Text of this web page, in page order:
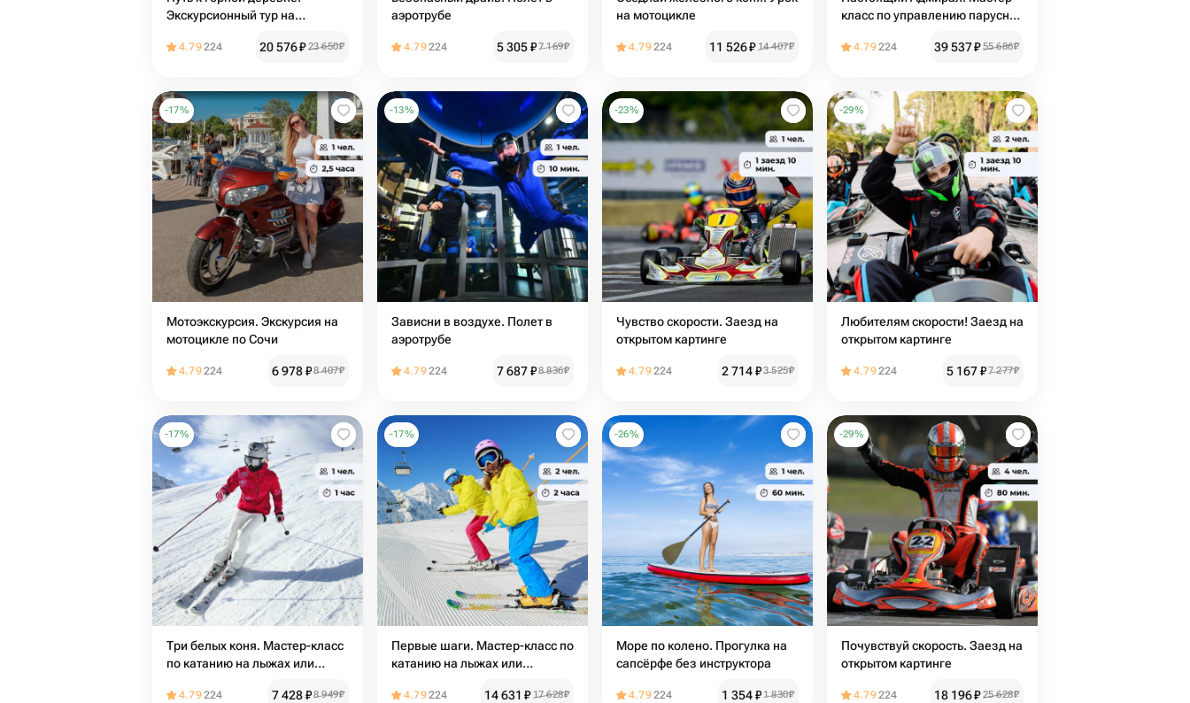
Экскурсионный тур на
4.79224 20 576₽ 23 650₽
аэротрубе
4.79224 5 305₽7 169₽
на мотоцикле
4.79224 11 526₽ 14 407₽
класс по управлению парусной
4.79224 39 537₽ 55 686₽
-17%
Мотоэкскурсия. Экскурсия на
мотоцикле по Сочи
4.79224 6 978₽8 407₽
-13%
Зависни в воздухе. Полет в
аэротрубе
4.79224 7 687₽8 836₽
-23%
Чувство скорости. Заезд на
открытом картинге
4.79224 2 714₽3 525₽
-29%
Любителям скорости! Заезд на
открытом картинге
4.79224 5 167₽7 277₽
-17%
Три белых коня. Мастер-класс
по катанию на лыжах или
4.79224 7 428₽8 949₽
-17%
Первые шаги. Мастер-класс по
катанию на лыжах или
4.79224 14 631 ₽ 17 628₽
-26%
Море по колено. Прогулка на
сапсёрфе без инструктора
4.79224 1 354₽1 830₽
-29%
Почувствуй скорость. Заезд на
открытом картинге
4.79224 18 196₽ 25 628₽